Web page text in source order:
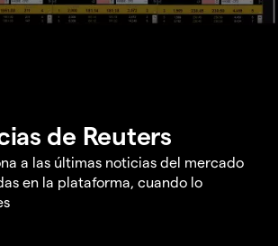
de Reuters
a las últimas noticias del mercado
en la plataforma, cuando lo